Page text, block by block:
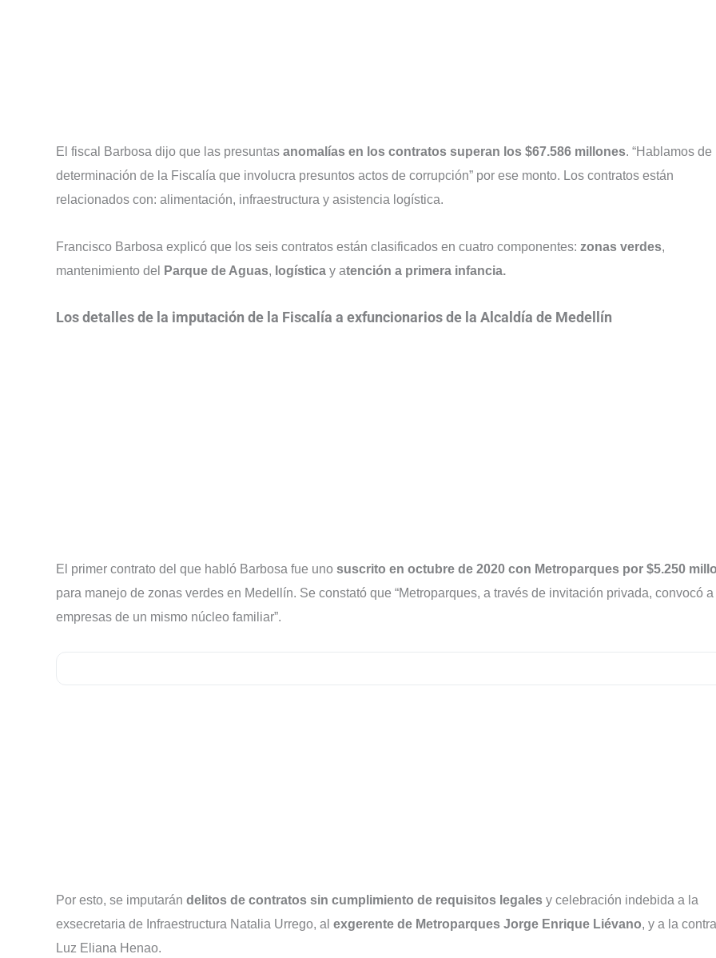
El fiscal Barbosa dijo que las presuntas anomalías en los contratos superan los $67.586 millones. “Hablamos de
determinación de la Fiscalía que involucra presuntos actos de corrupción” por ese monto. Los contratos están
relacionados con: alimentación, infraestructura y asistencia logística.
Francisco Barbosa explicó que los seis contratos están clasificados en cuatro componentes: zonas verdes,
mantenimiento del
Parque de Aguas, logística y atención a primera infancia.
Los detalles de la imputación de la Fiscalía a exfuncionarios de la Alcaldía de Medellín
El primer contrato del que habló Barbosa fue uno suscrito en octubre de 2020 con Metroparques por $5.250
para manejo de zonas verdes en Medellín. Se constató que “Metroparques, a través de invitación privada, convocó a
empresas de un mismo núcleo familiar”.
Por esto, se imputarán delitos de contratos sin cumplimiento de requisitos legales y celebración indebida a la
exsecretaria de Infraestructura Natalia Urrego, al exgerente de Metroparques Jorge Enrique Liévano, y a la
Luz Eliana Henao.